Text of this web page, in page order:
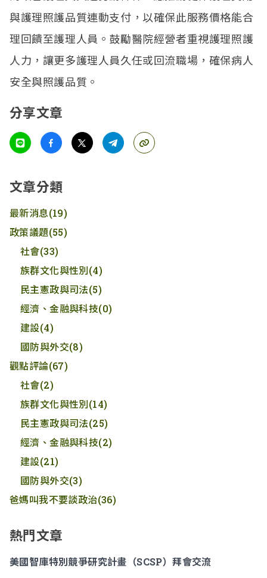
與護理照護品質連動支付，以確保此服務價格能合
理回饋至護理人員。鼓勵醫院經營者重視護理照護
人力，讓更多護理人員久任或回流職場，確保病人
安全與照護品質。
分享文章
文章分類
最新消息(19)
政策議題(55)
社會(33)
族群文化與性別(4)
民主憲政與司法(5)
經濟、金融與科技(0)
建設(4)
國防與外交(8)
觀點評論(67)
社會(2)
族群文化與性別(14)
民主憲政與司法(25)
經濟、金融與科技(2)
建設(21)
國防與外交(3)
爸媽叫我不要談政治(36)
熱門文章
美國智庫特別競爭研究計畫（SCSP）拜會交流